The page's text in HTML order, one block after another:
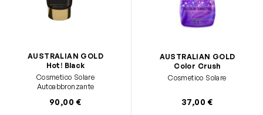
AUSTRALIAN GOLD
Hot! Black
Cosmetico Solare
Autoabbronzante
90,00 €
AUSTRALIAN GOLD
Color Crush
Cosmetico Solare
37,00 €